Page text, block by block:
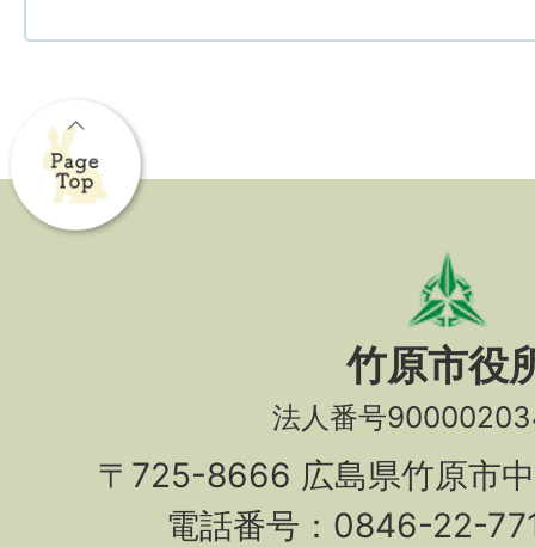
竹原市役
法人番号
〒725-8666 広島県竹原市
電話番号：0846-22-